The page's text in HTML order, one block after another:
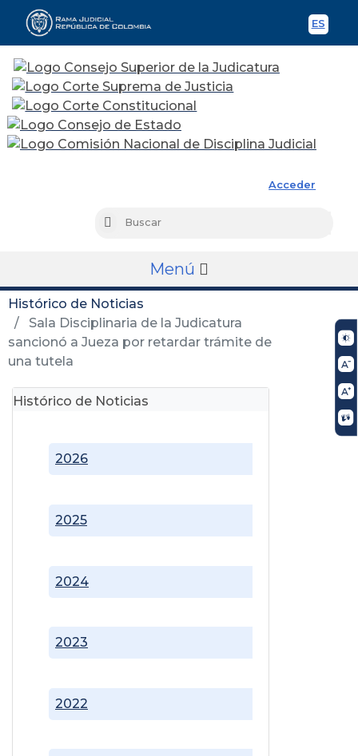
ES
Acceder
Buscar
Menú
Histórico de Noticias
Sala Disciplinaria de la Judicatura
sancionó a Jueza por retardar trámite de
una tutela
Histórico de Noticias
2022
2023
2024
2025
2026